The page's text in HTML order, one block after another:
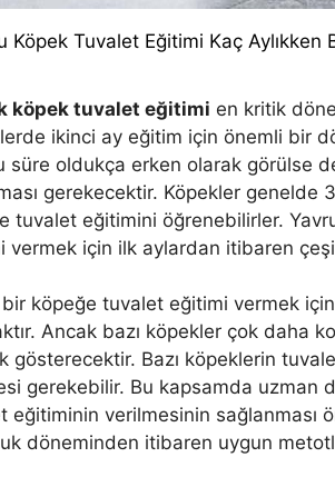
Köpek Tuvalet Eğitimi Kaç Aylıkken
köpek tuvalet eğitimi en kritik
ikinci ay eğitim için önemli bir
süre oldukça erken olarak görülse
gerekecektir. Köpekler genelde
tuvalet eğitimini öğrenebilirler.
vermek için ilk aylardan itibaren
köpeğe tuvalet eğitimi vermek
Ancak bazı köpekler çok daha
gösterecektir. Bazı köpeklerin
gerekebilir. Bu kapsamda uzman
eğitiminin verilmesinin sağlanması
döneminden itibaren uygun